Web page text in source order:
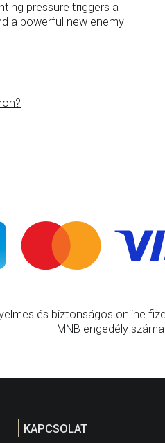
pressure triggers a
a powerful new enemy
és biztonságos online
MNB engedély
KAPCSOLAT